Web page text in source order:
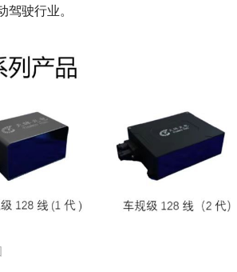
驶行业。